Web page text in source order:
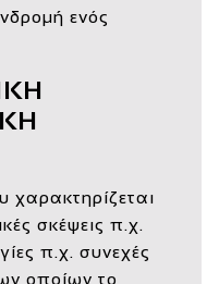
ενός
σκέψεις π.χ.
π.χ. συνεχές
οποίων το